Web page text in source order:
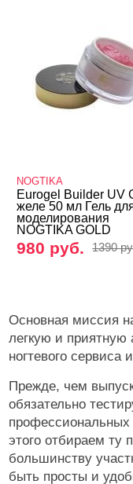
Гели и Акрил
База
Жидкие гели
Гели для
Гель-желе
Nogtika
Кисти
Типсы, формы,
Маникюр/педикюр
NOGTIKA
Eurogel Builder UV
желе 50 мл Гель
моделирования
NOGTIKA GOLD
980 руб. 1390
Основная миссия
легкую и
ногтевого сервиса
Прежде, чем
обязательно
профессиональных
этого отбираем ту
большинству
быть просты и